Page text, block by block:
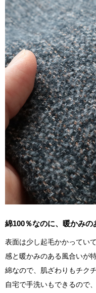
綿100％なのに、暖かみの
表面は少し起毛かかってい
感と暖かみのある風合いが特
綿なので、肌ざわりもチク
自宅で手洗いもできるので